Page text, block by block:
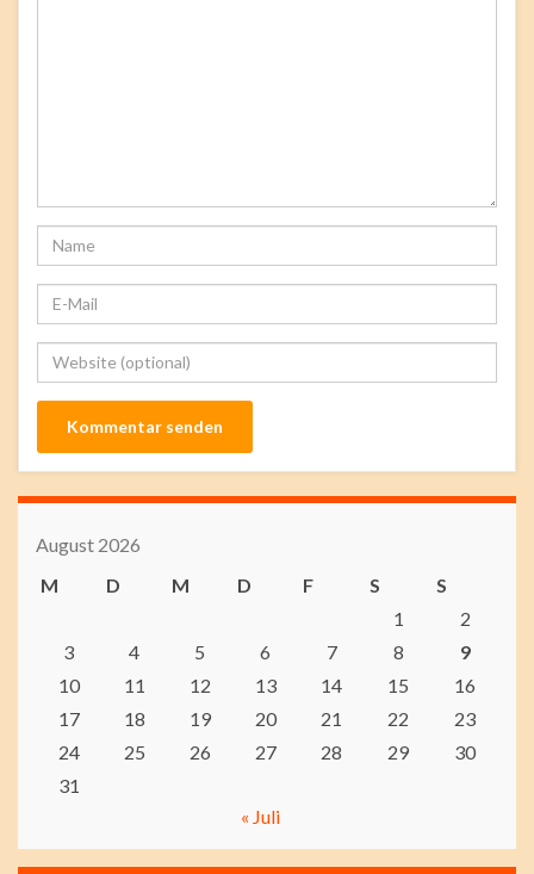
August 2026
M
D M D F S
S
1
2
3
4 5 6 7 8
9
10
11 12 13 14 15
16
17
18 19 20 21 22
23
24
25 26 27 28 29
30
31
« Juli